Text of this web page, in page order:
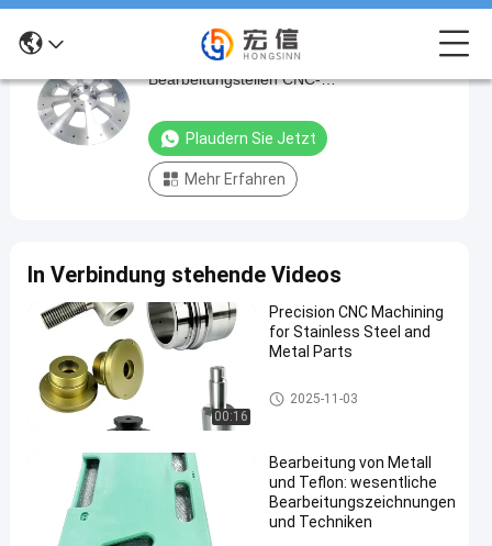
Hohe
Nachfrage
an
CNC-
Bearbeitungsteilen
Custom
Metal
Aluminium
CNC-
Bearbeitungsteil
Aluminiumteile
2025-
08-01
51
Ansichten
Jetzt
Teilnahme
Hohe Nachfrage an CNC-
Bearbeitungsteilen CNC-
Aluminium CNC-Bearbeitungsteil
Plaudern Sie Jetzt
Mehr Erfahren
In Verbindung stehende Videos
00:16
Precision CNC Machining
for Stainless Steel and
Metal Parts
CNC-Drehteile
2025-11-03
Bearbeitung von Metall
und Teflon: wesentliche
Bearbeitungszeichnungen
und Techniken